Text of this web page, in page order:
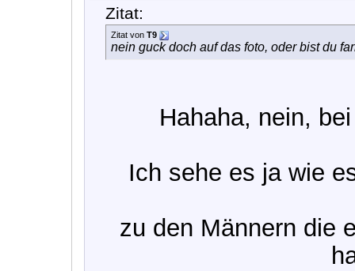
Zitat:
Zitat von T9
nein guck doch auf das foto, oder bist du
Hahaha, nein,
Ich sehe es ja wie
zu den Männern die